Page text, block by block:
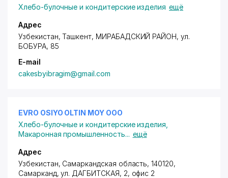
Хлебо-булочные и кондитерские изделия ещё
Адрес
Узбекистан, Ташкент, МИРАБАДСКИЙ РАЙОН,ул.
БОБУРА, 85
E-mail
cakesbyibragim@gmail.com
EVRO OSIYO OLTIN MOY ООО
Хлебо-булочные и кондитерские изделия
Макаронная промышленность... ещё
Адрес
Узбекистан, Самаркандская область, 140120,
Самарканд,ул. ДАГБИТСКАЯ, 2, офис 2